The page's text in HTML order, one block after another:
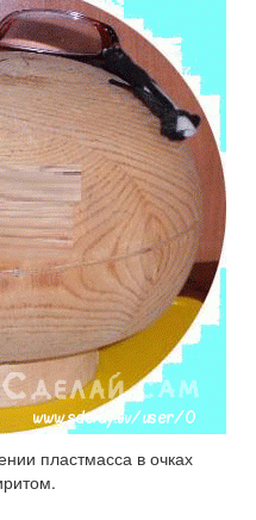
пластмасса в очках